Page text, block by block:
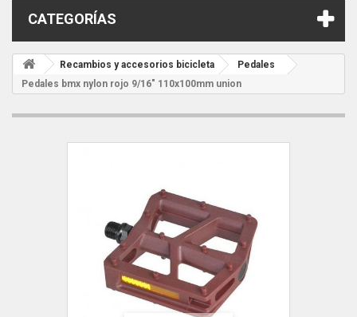
CATEGORÍAS
Recambios y accesorios bicicleta
Pedales
Pedales bmx nylon rojo 9/16" 110x100mm union